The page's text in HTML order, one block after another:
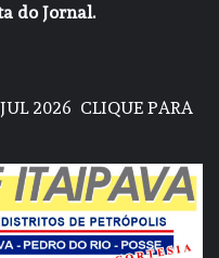
do Jornal.
2026 CLIQUE PARA